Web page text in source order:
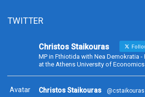
TWITTER
Christos Staikouras
MP in Fthiotida with Nea Demokratia
at the Athens University of
Avatar Christos Staikouras @cstaikouras